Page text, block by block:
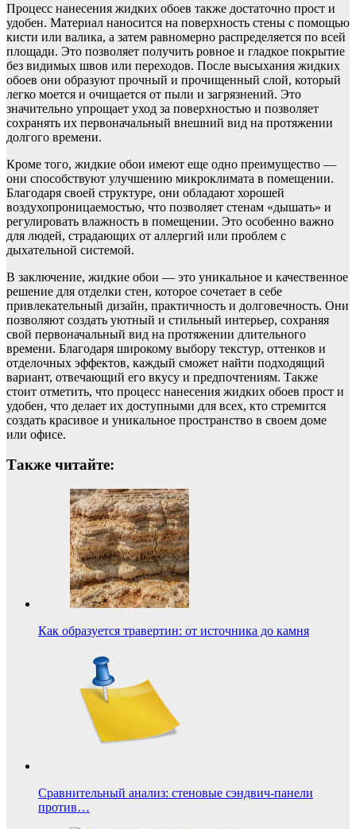
Процесс нанесения жидких обоев также достаточно прост и
удобен. Материал наносится на поверхность стены с помощью
кисти или валика, а затем равномерно распределяется по всей
площади. Это позволяет получить ровное и гладкое покрытие
без видимых швов или переходов. После высыхания жидких
обоев они образуют прочный и прочищенный слой, который
легко моется и очищается от пыли и загрязнений. Это
значительно упрощает уход за поверхностью и позволяет
сохранять их первоначальный внешний вид на протяжении
долгого времени.
Кроме того, жидкие обои имеют еще одно преимущество —
они способствуют улучшению микроклимата в помещении.
Благодаря своей структуре, они обладают хорошей
воздухопроницаемостью, что позволяет стенам «дышать» и
регулировать влажность в помещении. Это особенно важно
для людей, страдающих от аллергий или проблем с
дыхательной системой.
В заключение, жидкие обои — это уникальное и качественное
решение для отделки стен, которое сочетает в себе
привлекательный дизайн, практичность и долговечность. Они
позволяют создать уютный и стильный интерьер, сохраняя
свой первоначальный вид на протяжении длительного
времени. Благодаря широкому выбору текстур, оттенков и
отделочных эффектов, каждый сможет найти подходящий
вариант, отвечающий его вкусу и предпочтениям. Также
стоит отметить, что процесс нанесения жидких обоев прост и
удобен, что делает их доступными для всех, кто стремится
создать красивое и уникальное пространство в своем доме
или офисе.
Также читайте:
Как образуется травертин: от источника до камня
Сравнительный анализ: стеновые сэндвич-панели
против…